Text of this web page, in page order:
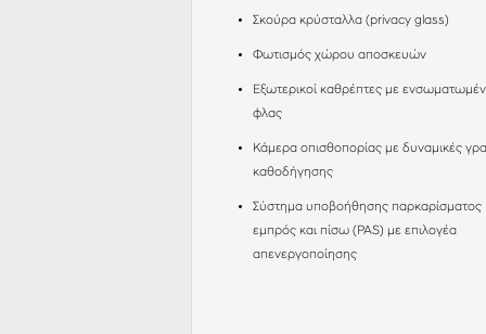
Σκούρα κρύσταλλα (privacy glass)
Φωτισμός χώρου αποσκευών
Εξωτερικοί καθρέπτες με
φλας
Κάμερα οπισθοπορίας με δυναμικές
καθοδήγησης
Σύστημα υποβοήθησης παρκαρίσματος
εμπρός και πίσω (PAS) με επιλογέα
απενεργοποίησης